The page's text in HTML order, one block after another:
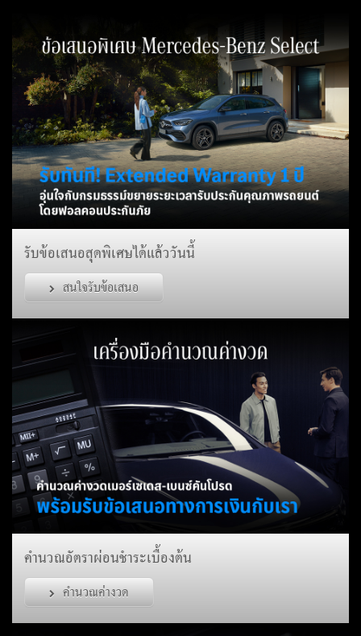
รับข้อเสนอสุดพิเศษได้แล้ววันนี้
สนใจรับข้อเสนอ
คำนวณอัตราผ่อนชำระเบื้องต้น
คำนวณค่างวด